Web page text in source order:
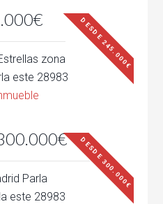
DESDE 245.000€
zona
este 28983
DESDE 300.000€
Parla
este 28983